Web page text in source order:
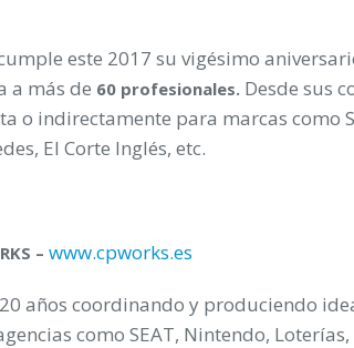
cumple este 2017 su vigésimo
a más de 60 profesionales. Desde sus
o indirectamente para marcas como
El Corte Inglés, etc.
– www.cpworks.es
20 años coordinando y produciendo
como SEAT, Nintendo,